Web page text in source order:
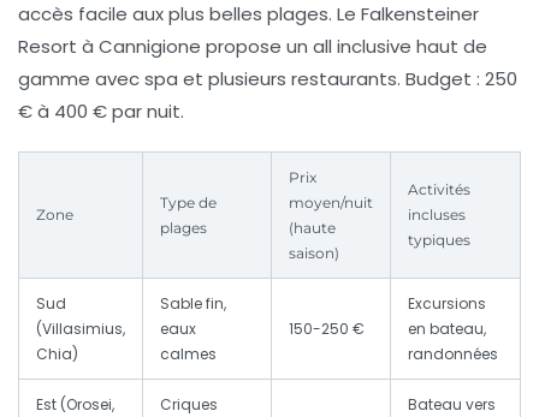
accès facile aux plus belles plages. Le Falkensteiner
Resort à Cannigione propose un all inclusive haut de
gamme avec spa et plusieurs restaurants. Budget : 250
€ à 400 € par nuit.
Zone
Type de
plages
Prix
moyen/nuit
(haute
saison)
Activités
incluses
typiques
Sud
(Villasimius,
Chia)
Sable fin,
eaux
calmes
150-250 €
Excursions
en bateau,
randonnées
Est (Orosei,
Criques
Bateau vers